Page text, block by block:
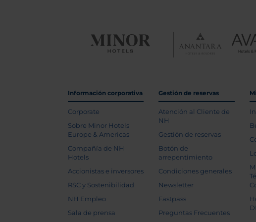
Información corporativa
Corporate
Sobre Minor Hotels
Europe & Americas
Compañía de NH
Hotels
Accionistas e inversores
RSC y Sostenibilidad
NH Empleo
Sala de prensa
Gestión de reservas
Atención al Cliente de
NH
Gestión de reservas
Botón de
arrepentimiento
Condiciones generales
Newsletter
Fastpass
Preguntas Frecuentes